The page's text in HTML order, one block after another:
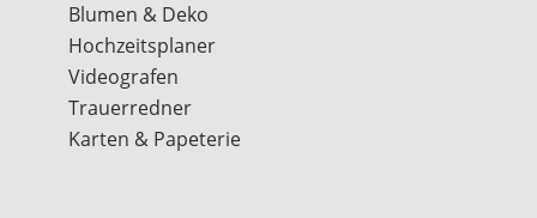
Blumen & Deko
Hochzeitsplaner
Videografen
Trauerredner
Karten & Papeterie